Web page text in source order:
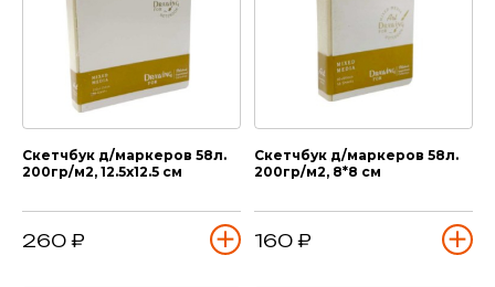
Скетчбук д/маркеров 58л.
200гр/м2, 12.5х12.5 см
260 ₽
Скетчбук д/маркеров 58л.
200гр/м2, 8*8 см
160 ₽